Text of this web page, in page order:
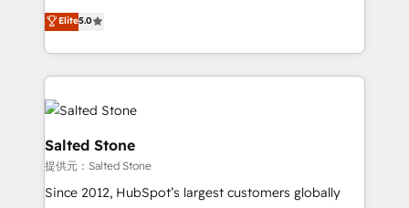
experienced and fully accredited HubSpot Solutions
Partner. 🚀 With 2,750+ HubSpot projects delivered
and 370+ specialists across EMEA, APAC and NAM,
we de-risk complex CRM programmes and
accelerate ROI across every HubSpot Hub. 🧭 From
multi-region migrations to AI-powered automation,
we turn complexity into clarity, human at global
scale. 🏆 HubSpot’s CEO called us “the partner of the
future.” Others agree it is proof of trust built through
Elite5.0
Salted Stone
提供元：Salted Stone
Since 2012, HubSpot’s largest customers globally